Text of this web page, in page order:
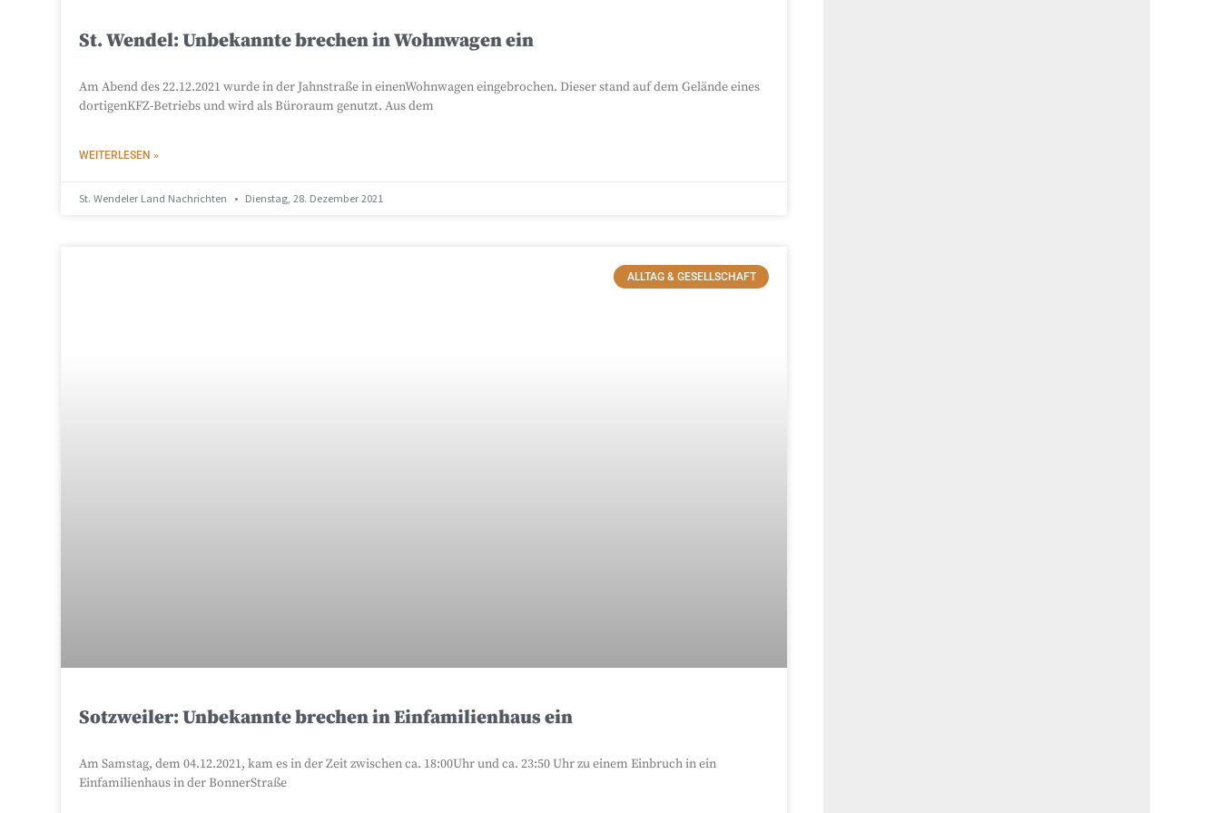
St. Wendel: Unbekannte brechen in Wohnwagen ein
Am Abend des 22.12.2021 wurde in der Jahnstraße in einenWohnwagen eingebrochen. Dieser stand auf dem Gelände eines
dortigenKFZ-Betriebs und wird als Büroraum genutzt. Aus dem
WEITERLESEN »
St. Wendeler Land Nachrichten Dienstag, 28. Dezember 2021
ALLTAG & GESELLSCHAFT
Sotzweiler: Unbekannte brechen in Einfamilienhaus ein
Am Samstag, dem 04.12.2021, kam es in der Zeit zwischen ca. 18:00Uhr und ca. 23:50 Uhr zu einem Einbruch in ein
Einfamilienhaus in der BonnerStraße